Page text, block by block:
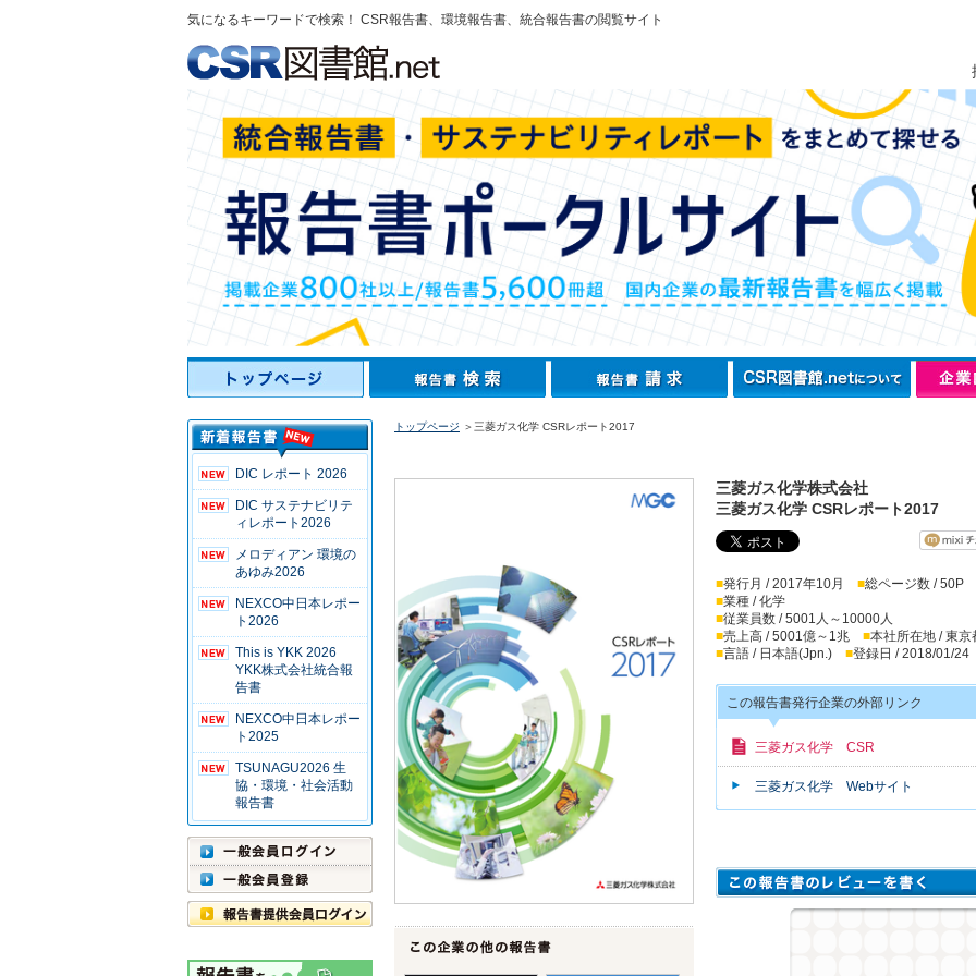
気になるキーワードで検索！ CSR報告書、環境報告書、統合報告書の閲覧サイト
DIC レポート 2026
DIC サステナビリテ
ィレポート2026
メロディアン 環境の
あゆみ2026
NEXCO中日本レポー
ト2026
This is YKK 2026
YKK株式会社統合報
告書
NEXCO中日本レポー
ト2025
TSUNAGU2026 生
協・環境・社会活動
報告書
トップページ ＞三菱ガス化学 CSRレポート2017
三菱ガス化学株式会社
三菱ガス化学 CSRレポート2017
■発行月 / 2017年10月 ■総ページ数 / 50P
■業種 / 化学
■従業員数 / 5001人～10000人
■売上高 / 5001億～1兆 ■本社所在地 / 東京
■言語 / 日本語(Jpn.) ■登録日 / 2018/01/24
この報告書発行企業の外部リンク
三菱ガス化学 CSR
三菱ガス化学 Webサイト